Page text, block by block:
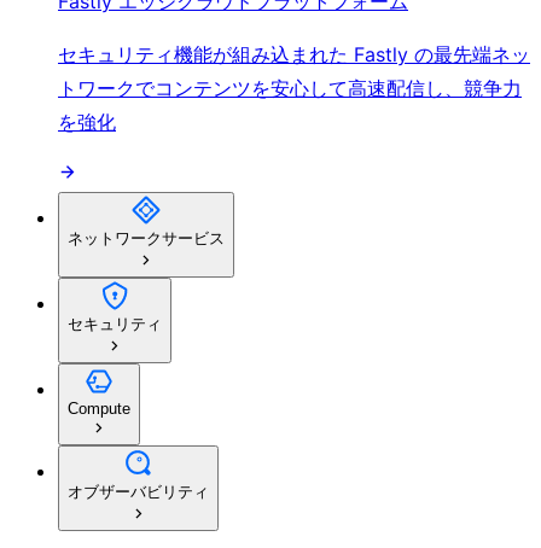
セキュリティ機能が組み込まれた Fastly の最先端ネッ
トワークでコンテンツを安心して高速配信し、競争力
を強化
ネットワークサービス
セキュリティ
Compute
オブザーバビリティ